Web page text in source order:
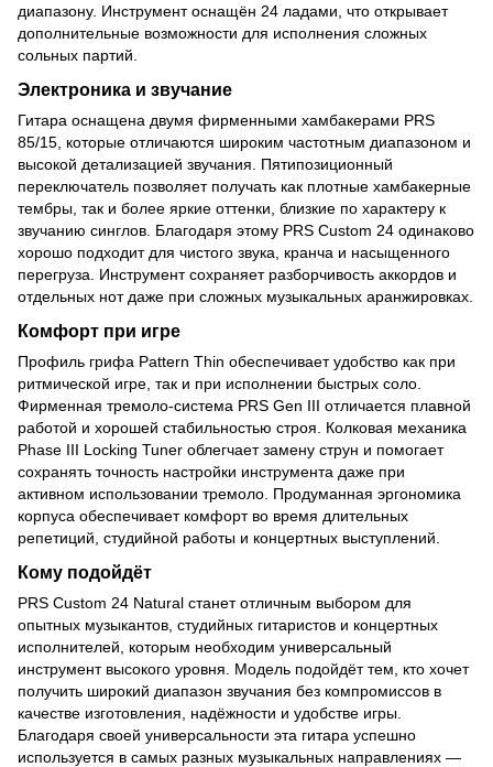
диапазону. Инструмент оснащён 24 ладами, что открывает
дополнительные возможности для исполнения сложных
сольных партий.
Электроника и звучание
Гитара оснащена двумя фирменными хамбакерами PRS
85/15, которые отличаются широким частотным диапазоном и
высокой детализацией звучания. Пятипозиционный
переключатель позволяет получать как плотные хамбакерные
тембры, так и более яркие оттенки, близкие по характеру к
звучанию синглов. Благодаря этому PRS Custom 24 одинаково
хорошо подходит для чистого звука, кранча и насыщенного
перегруза. Инструмент сохраняет разборчивость аккордов и
отдельных нот даже при сложных музыкальных аранжировках.
Комфорт при игре
Профиль грифа Pattern Thin обеспечивает удобство как при
ритмической игре, так и при исполнении быстрых соло.
Фирменная тремоло-система PRS Gen III отличается плавной
работой и хорошей стабильностью строя. Колковая механика
Phase III Locking Tuner облегчает замену струн и помогает
сохранять точность настройки инструмента даже при
активном использовании тремоло. Продуманная эргономика
корпуса обеспечивает комфорт во время длительных
репетиций, студийной работы и концертных выступлений.
Кому подойдёт
PRS Custom 24 Natural станет отличным выбором для
опытных музыкантов, студийных гитаристов и концертных
исполнителей, которым необходим универсальный
инструмент высокого уровня. Модель подойдёт тем, кто хочет
получить широкий диапазон звучания без компромиссов в
качестве изготовления, надёжности и удобстве игры.
Благодаря своей универсальности эта гитара успешно
используется в самых разных музыкальных направлениях —